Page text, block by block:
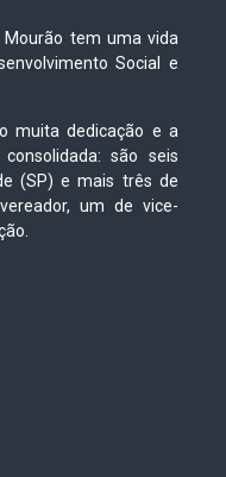
tem uma vida
Social e
muita dedicação e a
são seis
(SP) e mais três de
um de vice-